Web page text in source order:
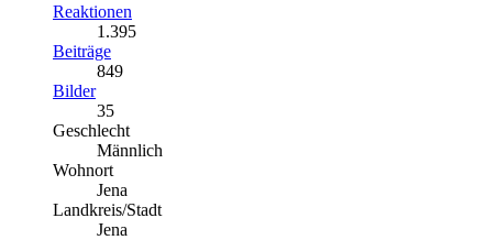
Reaktionen
1.395
Beiträge
849
Bilder
35
Geschlecht
Männlich
Wohnort
Jena
Landkreis/Stadt
Jena